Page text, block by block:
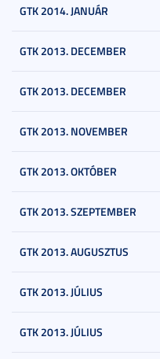
GTK 2014. JANUÁR
GTK 2013. DECEMBER
GTK 2013. DECEMBER
GTK 2013. NOVEMBER
GTK 2013. OKTÓBER
GTK 2013. SZEPTEMBER
GTK 2013. AUGUSZTUS
GTK 2013. JÚLIUS
GTK 2013. JÚLIUS